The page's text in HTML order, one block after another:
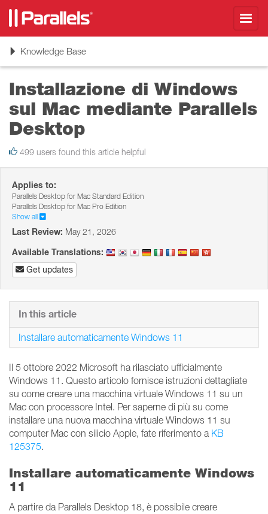
ToggleKnowledge Base
Installazione di Windows
sul Mac mediante Parallels
Desktop
499 users found this article helpful
Applies to:
Parallels Desktop for Mac Standard Edition
Parallels Desktop for Mac Pro Edition
Show all
Last Review: May 21, 2026
Available Translations:
Get updates
Il 5 ottobre 2022 Microsoft ha rilasciato ufficialmente
Windows 11. Questo articolo fornisce istruzioni dettagliate
su come creare una macchina virtuale Windows 11 su un
Mac con processore Intel. Per saperne di più su come
installare una nuova macchina virtuale Windows 11 su
computer Mac con silicio Apple, fate riferimento a KB
125375.
Installare automaticamente Windows
11
A partire da Parallels Desktop 18, è possibile creare
In this article
Installare automaticamente Windows 11